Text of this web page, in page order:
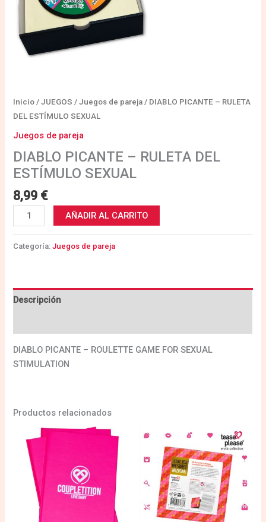
Inicio /JUEGOS /Juegos de pareja / DIABLO PICANTE – RULETA
DEL ESTÍMULO SEXUAL
Juegos de pareja
DIABLO PICANTE – RULETA DEL
ESTÍMULO SEXUAL
8,99 €
AÑADIR AL CARRITO
Categoría:Juegos de pareja
Descripción
DIABLO PICANTE – ROULETTE GAME FOR SEXUAL
STIMULATION
Productos relacionados